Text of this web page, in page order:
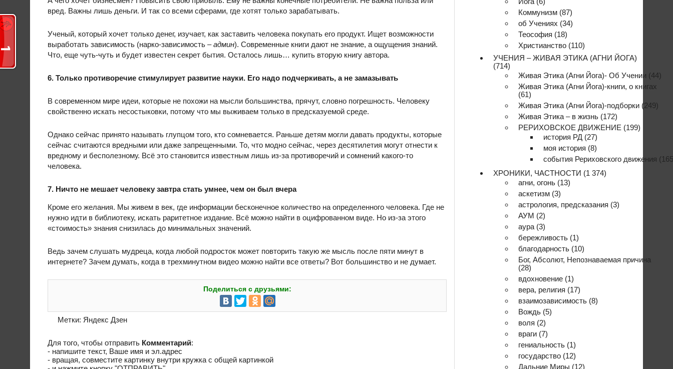
вред. Важны лишь деньги. И так со всеми сферами, где хотят только зарабатывать.
Ученый, который хочет только денег, изучает, как заставить человека покупать его продукт. Ищет возможности
выработать зависимость (нарко-зависимость –админ). Современные книги дают не знание, а ощущения знаний.
Что, еще чуть-чуть и будет известен секрет бытия. Осталось лишь… купить вторую книгу автора.
6. Только противоречие стимулирует развитие науки. Его надо подчеркивать, а не замазывать
В современном мире идеи, которые не похожи на мысли большинства, прячут, словно погрешность. Человеку
свойственно искать несостыковки, потому что мы выживаем только в предсказуемой среде.
Однако сейчас принято называть глупцом того, кто сомневается. Раньше детям могли давать продукты, которые
сейчас считаются вредными или даже запрещенными. То, что модно сейчас, через десятилетия могут отнести к
вредному и бесполезному. Всё это становится известным лишь из-за противоречий и сомнений какого-то
человека.
7. Ничто не мешает человеку завтра стать умнее, чем он был вчера
Кроме его желания. Мы живем в век, где информации бесконечное количество на определенного человека. Где не
нужно идти в библиотеку, искать раритетное издание. Всё можно найти в оцифрованном виде. Но из-за этого
«стоимость» знания снизилась до минимальных значений.
Ведь зачем слушать мудреца, когда любой подросток может повторить такую же мысль после пяти минут в
интернете? Зачем думать, когда в трехминутном видео можно найти все ответы? Вот большинство и не думает.
Поделиться с друзьями:
Метки: Яндекс Дзен
Для того, чтобы отправить Комментарий:
- напишите текст, Ваше имя и эл.адрес
- вращая, совместите картинку внутри кружка с общей картинкой
Коммунизм (87)
об Учениях (34)
Теософия (18)
Христианство (110)
УЧЕНИЯ – ЖИВАЯ ЭТИКА (АГНИ ЙОГА)
(714)
Живая Этика (Агни Йога)- Об Учении (44)
Живая Этика (Агни Йога)-книги, о книгах
(61)
Живая Этика (Агни Йога)-подборки (249)
Живая Этика – в жизнь (172)
РЕРИХОВСКОЕ ДВИЖЕНИЕ (199)
история РД (27)
моя история (8)
события Рериховского движения
ХРОНИКИ, ЧАСТНОСТИ (1 374)
агни, огонь (13)
аскетизм (3)
астрология, предсказания (3)
АУМ (2)
аура (3)
бережливость (1)
благодарность (10)
Бог, Абсолют, Непознаваемая причина
(28)
вдохновение (1)
вера, религия (17)
взаимозависимость (8)
Вождь (5)
воля (2)
враги (7)
гениальность (1)
государство (12)
Дальние Миры (12)